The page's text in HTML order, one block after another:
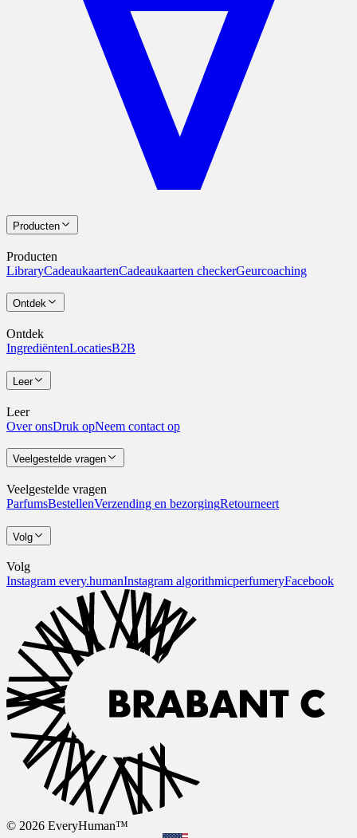
Producten
Producten
LibraryCadeaukaartenCadeaukaarten checkerGeurcoaching
Ontdek
Ontdek
IngrediëntenLocatiesB2B
Leer
Leer
Over onsDruk opNeem contact op
Veelgestelde vragen
Veelgestelde vragen
ParfumsBestellenVerzending en bezorgingRetourneert
Volg
Volg
Instagram every.humanInstagram algorithmicperfumeryFacebook
© 2026 EveryHuman™